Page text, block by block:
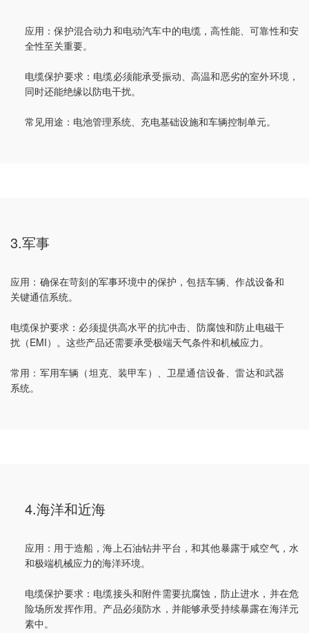
应用：保护混合动力和电动汽车中的电缆，高性能、可靠性和安
全性至关重要。
电缆保护要求：电缆必须能承受振动、高温和恶劣的室外环境，
同时还能绝缘以防电干扰。
常见用途：电池管理系统、充电基础设施和车辆控制单元。
3.军事
应用：确保在苛刻的军事环境中的保护，包括车辆、作战设备和
关键通信系统。
电缆保护要求：必须提供高水平的抗冲击、防腐蚀和防止电磁干
扰（EMI）。这些产品还需要承受极端天气条件和机械应力。
常用：军用车辆（坦克、装甲车）、卫星通信设备、雷达和武器
系统。
4.海洋和近海
应用：用于造船，海上石油钻井平台，和其他暴露于咸空气，水
和极端机械应力的海洋环境。
电缆保护要求：电缆接头和附件需要抗腐蚀，防止进水，并在危
险场所发挥作用。产品必须防水，并能够承受持续暴露在海洋元
素中。